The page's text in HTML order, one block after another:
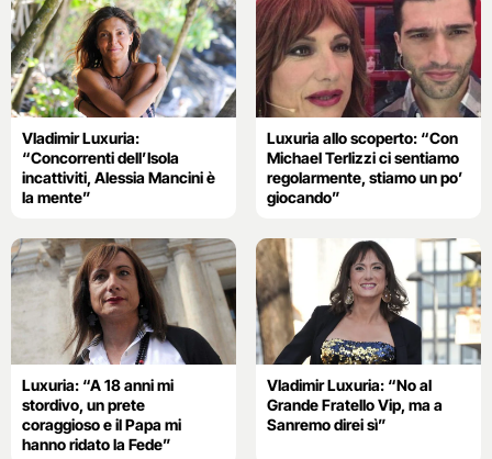
Vladimir Luxuria:
“Concorrenti dell’Isola
incattiviti, Alessia Mancini è
la mente”
Luxuria allo scoperto: “Con
Michael Terlizzi ci sentiamo
regolarmente, stiamo un po’
giocando”
Luxuria: “A 18 anni mi
stordivo, un prete
coraggioso e il Papa mi
hanno ridato la Fede”
Vladimir Luxuria: “No al
Grande Fratello Vip, ma a
Sanremo direi sì”